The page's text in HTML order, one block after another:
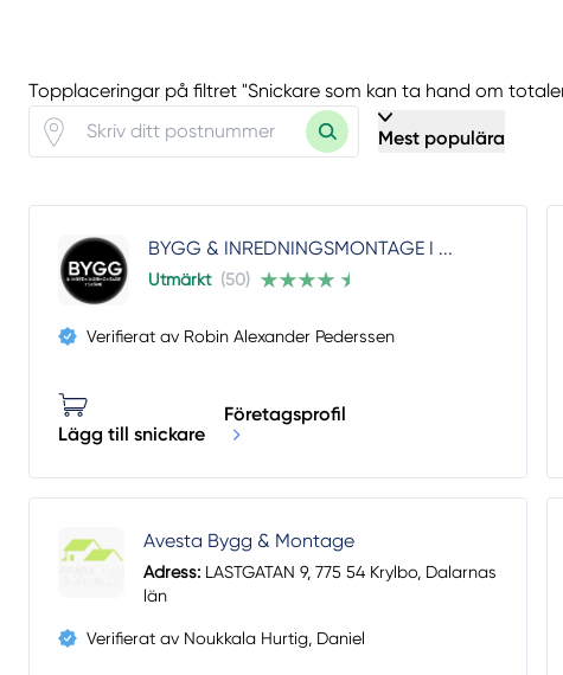
Topplaceringar på filtret "Snickare som kan ta hand om
Mest populära
BYGG & INREDNINGSMONTAGE I ...
Utmärkt (50)
Verifierat av Robin Alexander Pederssen
Lägg till snickare
Företagsprofil
Avesta Bygg & Montage
Adress:LASTGATAN 9, 775 54 Krylbo, Dalarnas
län
Verifierat av Noukkala Hurtig, Daniel